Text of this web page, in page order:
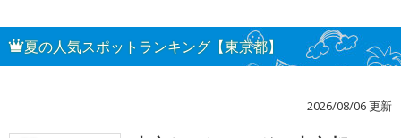
夏の人気スポットランキング【東京都】
2026/08/06 更新